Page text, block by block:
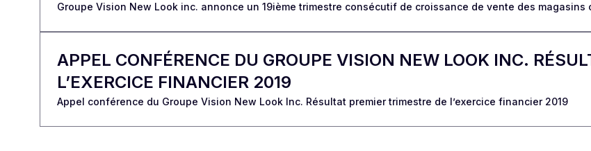
Groupe Vision New Look inc. annonce un 19ième trimestre consécutif de croissance de vente des magasins
APPEL CONFÉRENCE DU GROUPE VISION NEW LOOK INC.
L’EXERCICE FINANCIER 2019
Appel conférence du Groupe Vision New Look Inc. Résultat premier trimestre de l’exercice financier 2019